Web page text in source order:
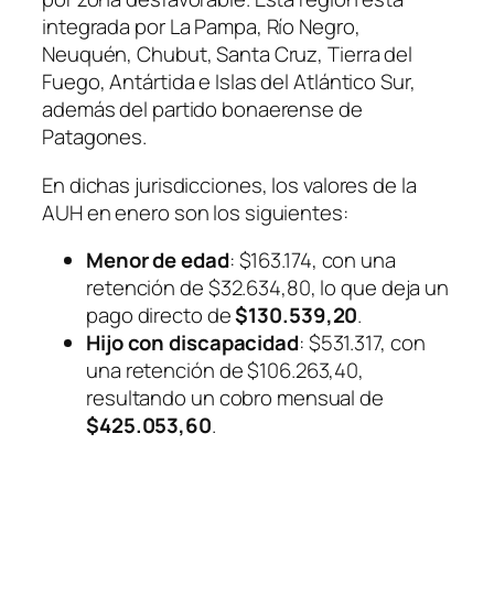
integrada por La Pampa, Río Negro,
Neuquén, Chubut, Santa Cruz, Tierra del
Fuego, Antártida e Islas del Atlántico Sur,
además del partido bonaerense de
Patagones.
En dichas jurisdicciones, los valores de la
AUH en enero son los siguientes:
Menor de edad: $163.174, con una
retención de $32.634,80, lo que deja un
pago directo de$130.539,20.
Hijo con discapacidad: $531.317, con
una retención de $106.263,40,
resultando un cobro mensual de
$425.053,60.